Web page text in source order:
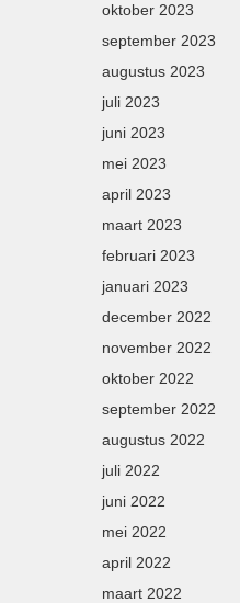
oktober 2023
september 2023
augustus 2023
juli 2023
juni 2023
mei 2023
april 2023
maart 2023
februari 2023
januari 2023
december 2022
november 2022
oktober 2022
september 2022
augustus 2022
juli 2022
juni 2022
mei 2022
april 2022
maart 2022